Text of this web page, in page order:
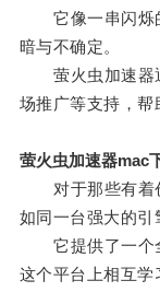
它像一串闪烁的
暗与不确定。
萤火虫加速器通
场推广等支持，帮
萤火虫加速器mac
对于那些有着创
如同一台强大的引
它提供了一个全
这个平台上相互学